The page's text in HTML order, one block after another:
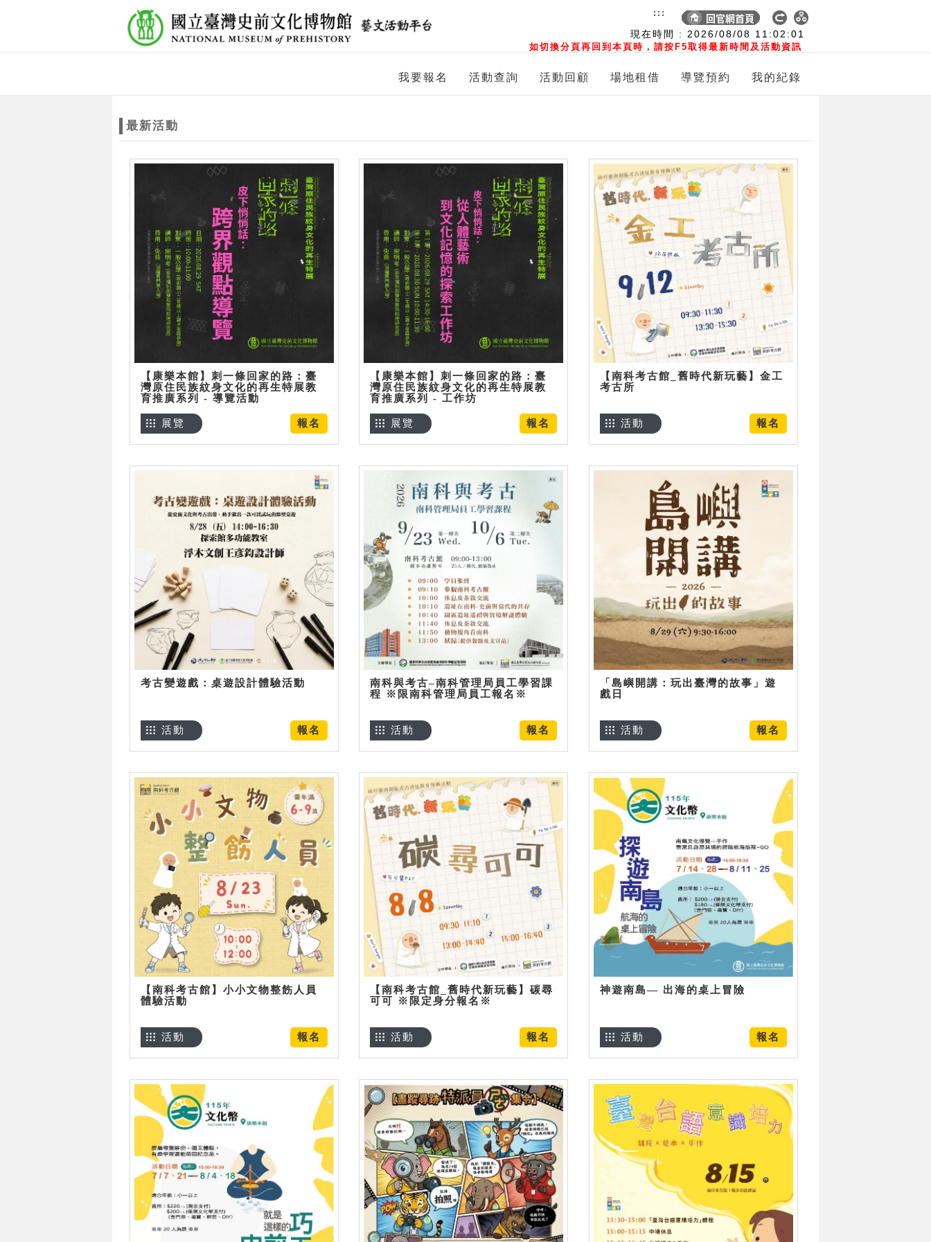
現在時間 : 2026/08/08 11:02:03
如切換分頁再回到本頁時，請按F5取得最新時間及活動資訊
:::
我要報名 活動查詢 活動回顧 場地租借 導覽預約 我的紀錄
最新活動
【康樂本館】刺一條回家的路：臺
灣原住民族紋身文化的再生特展教
育推廣系列 - 導覽活動
報名
展覽
【康樂本館】刺一條回家的路：臺
灣原住民族紋身文化的再生特展教
育推廣系列 - 工作坊
報名
展覽
【南科考古館_舊時代新玩藝】金工
考古所
報名
活動
考古變遊戲：桌遊設計體驗活動
報名
活動
南科與考古–南科管理局員工學習課
程 ※限南科管理局員工報名※
報名
活動
「島嶼開講：玩出臺灣的故事」遊
戲日
報名
活動
【南科考古館】小小文物整飭人員
體驗活動
報名
活動
【南科考古館_舊時代新玩藝】碳尋
可可 ※限定身分報名※
報名
活動
神遊南島— 出海的桌上冒險
報名
活動